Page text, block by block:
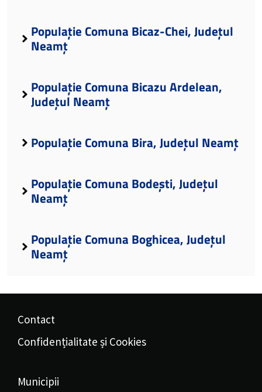
Populație Comuna Bicaz-Chei, Județul
Neamț
Populație Comuna Bicazu Ardelean,
Județul Neamț
Populație Comuna Bira, Județul Neamț
Populație Comuna Bodești, Județul
Neamț
Populație Comuna Boghicea, Județul
Neamț
Contact
Confidențialitate și Cookies
Municipii